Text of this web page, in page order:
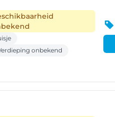
onbekend